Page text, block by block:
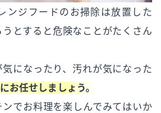
ンジフードのお掃除は放置した
とすると危険なことがたくさん
になったり、汚れが気になった
お任せしましょう。
でお料理を楽しんでみてはいか